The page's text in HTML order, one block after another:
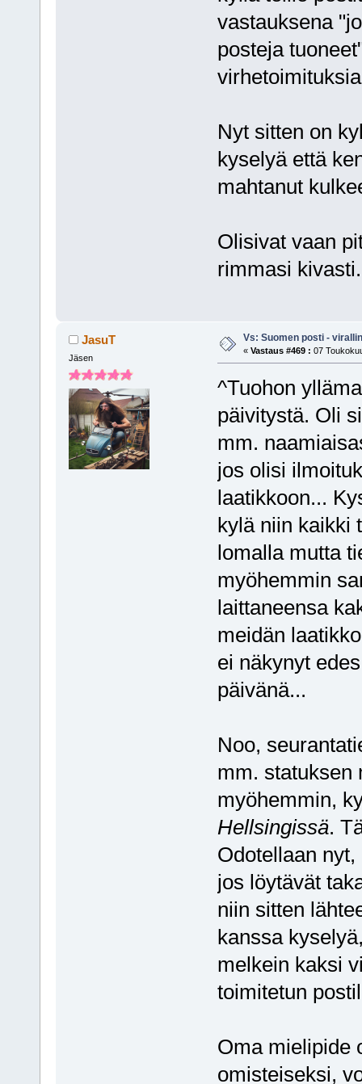
vastauksena
posteja
Nyt sitten on
kyselyä että
mahtanut
Olisivat vaan
rimmasi
JasuT
Jäsen
Vs: Suomen posti -
« Vastaus #469 : 07
^Tuohon
päivitystä. Oli
mm.
jos olisi
laatikkoon...
kylä niin kaikki
lomalla mutta
myöhemmin
laittaneensa
meidän
ei näkynyt
päivänä...
Noo,
mm. statuksen
myöhemmin,
Hellsingissä.
Odotellaan
jos löytävät
niin sitten
kanssa
melkein kaksi
toimitetun
Oma mielipide
omisteiseksi,